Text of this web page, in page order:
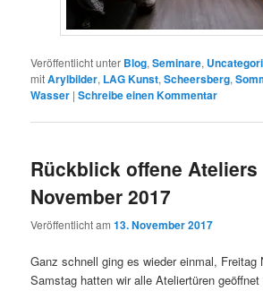
Veröffentlicht unter Blog,Seminare,
mitArylbilder, LAG Kunst,Scheersberg,
Wasser |Schreibe einen Kommentar
Rückblick offene Ateliers
November 2017
Veröffentlicht am13. November 2017
Ganz schnell ging es wieder einmal, Freitag
Samstag hatten wir alle Ateliertüren